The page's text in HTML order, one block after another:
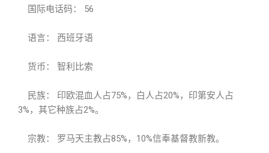
国际电话码： 56
语言： 西班牙语
货币： 智利比索
民族： 印欧混血人占75%，白人占20%，印第安人占
3%，其它种族占2%。
宗教： 罗马天主教占85%，10%信奉基督教新教。